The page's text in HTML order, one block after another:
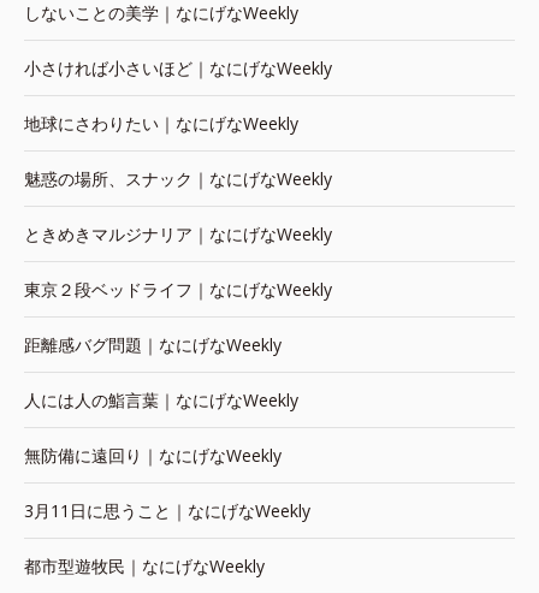
しないことの美学｜なにげなWeekly
小さければ小さいほど｜なにげなWeekly
地球にさわりたい｜なにげなWeekly
魅惑の場所、スナック｜なにげなWeekly
ときめきマルジナリア｜なにげなWeekly
東京２段ベッドライフ｜なにげなWeekly
距離感バグ問題｜なにげなWeekly
人には人の鮨言葉｜なにげなWeekly
無防備に遠回り｜なにげなWeekly
3月11日に思うこと｜なにげなWeekly
都市型遊牧民｜なにげなWeekly